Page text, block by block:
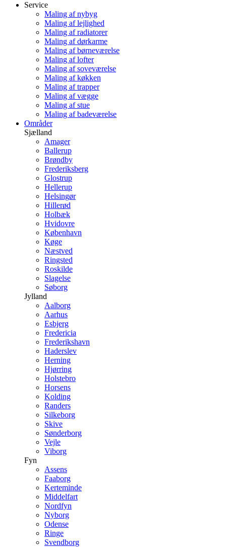
Service
Maling af nybyg
Maling af lejlighed
Maling af radiatorer
Maling af dørkarme
Maling af børneværelse
Maling af lofter
Maling af soveværelse
Maling af køkken
Maling af trapper
Maling af vægge
Maling af stue
Maling af badeværelse
Områder
Sjælland
Amager
Ballerup
Brøndby
Frederiksberg
Glostrup
Hellerup
Helsingør
Hillerød
Holbæk
Hvidovre
København
Køge
Næstved
Ringsted
Roskilde
Slagelse
Søborg
Jylland
Aalborg
Aarhus
Esbjerg
Fredericia
Frederikshavn
Haderslev
Herning
Hjørring
Holstebro
Horsens
Kolding
Randers
Silkeborg
Skive
Sønderborg
Vejle
Viborg
Fyn
Assens
Faaborg
Kerteminde
Middelfart
Nordfyn
Nyborg
Odense
Ringe
Svendborg